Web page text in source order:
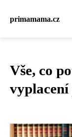
primamama.cz
Vše, co
vyplacení